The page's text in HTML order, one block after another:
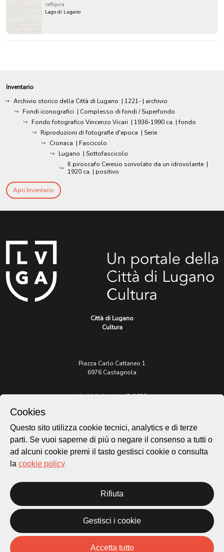
raffigura
Lago di Lugano
Inventario
Archivio storico della Città di Lugano | 1221- | archivio
Fondi iconografici | Complesso di fondi / Superfondo
Fondo fotografico Vincenzo Vicari | 1936-1990 ca. | fondo
Riproduzioni di fotografie d'epoca | Serie
Cronaca | Fascicolo
Lugano | Sottofascicolo
Il piroscafo Ceresio sorvolato da un idrovolante |
1920 ca. | positivo
Apri Inventario
Città di Lugano
Cultura
Piazza Carlo Cattaneo 1
6976 Castagnola
Archivio Lugano © 2026
t. +41 58 866 68 50
Sito istituzionale:
lugano.ch
Cookie policy
Privacy Policy
Credits
Temi
Mappa
Storie
Cookies
Questo sito utilizza cookie tecnici, analytics e di terze
parti. Se vuoi saperne di più o negare il consenso a tutti o
ad alcuni cookie premi il tasto gestisci cookie o consulta
la cookie policy
Rifiuta
Gestisci i cookie
Accetta tutto